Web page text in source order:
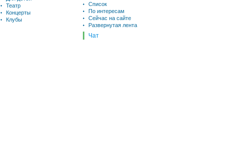
Театр
Концерты
Клубы
Список
По интересам
Сейчас на сайте
Развернутая лента
Чат